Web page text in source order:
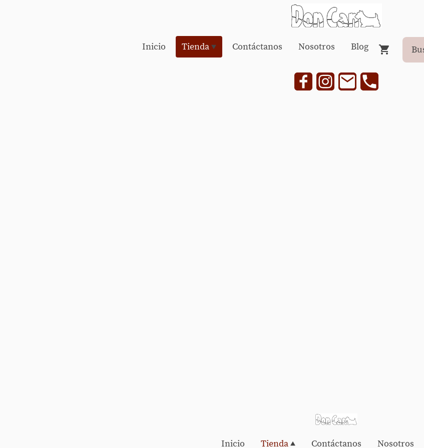
Inicio Tienda Contáctanos Nosotros Blog
Inicio Tienda Contáctanos Nosotros